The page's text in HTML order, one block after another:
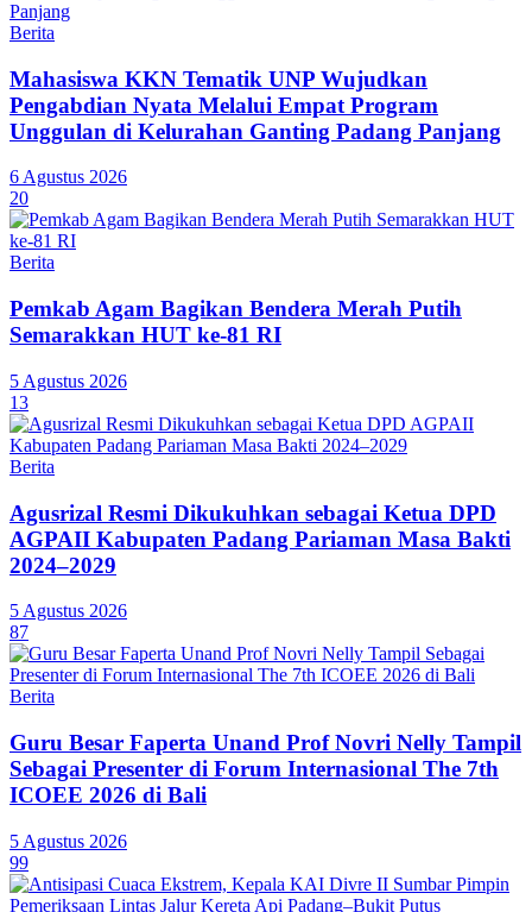
Berita
Mahasiswa KKN Tematik UNP Wujudkan
Pengabdian Nyata Melalui Empat Program
Unggulan di Kelurahan Ganting Padang Panjang
6 Agustus 2026
20
Berita
Pemkab Agam Bagikan Bendera Merah Putih
Semarakkan HUT ke-81 RI
5 Agustus 2026
13
Berita
Agusrizal Resmi Dikukuhkan sebagai Ketua DPD
AGPAII Kabupaten Padang Pariaman Masa Bakti
2024–2029
5 Agustus 2026
87
Berita
Guru Besar Faperta Unand Prof Novri Nelly Tampil
Sebagai Presenter di Forum Internasional The 7th
ICOEE 2026 di Bali
5 Agustus 2026
99